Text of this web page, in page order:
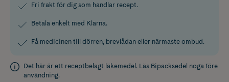
Fri frakt för dig som handlar recept.
Betala enkelt med Klarna.
Få medicinen till dörren, brevlådan eller närmaste ombud.
Det här är ett receptbelagt läkemedel. Läs Bipacksedel noga före
användning.